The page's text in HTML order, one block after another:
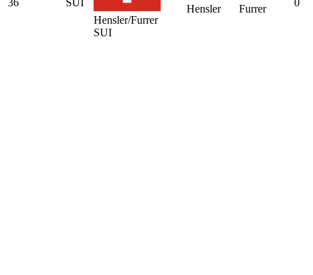
Hensler/Furrer
SUI
Hensler
Furrer